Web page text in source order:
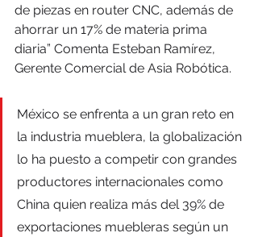
de piezas en router CNC, además de
ahorrar un 17% de materia prima
diaria” Comenta Esteban Ramírez,
Gerente Comercial de Asia Robótica.
México se enfrenta a un gran reto en
la industria mueblera, la globalización
lo ha puesto a competir con grandes
productores internacionales como
China quien realiza más del 39% de
exportaciones muebleras según un